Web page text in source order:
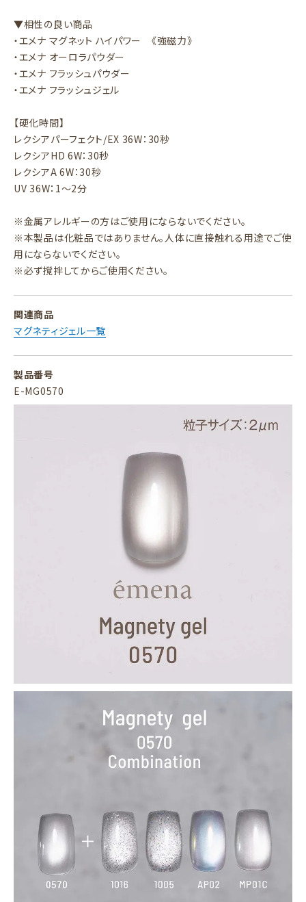
▼相性の良い商品
・エメナ マグネット ハイパワー 《強磁力》
・エメナ オーロラパウダー
・エメナ フラッシュパウダー
・エメナ フラッシュジェル
【硬化時間】
レクシアパーフェクト/EX 36W：30秒
レクシアHD 6W：30秒
レクシアA 6W：30秒
UV 36W：1～2分
※金属アレルギーの方はご使用にならないでください。
※本製品は化粧品ではありません。人体に直接触れる用途でご使
用にならないでください。
※必ず撹拌してからご使用ください。
関連商品
マグネティジェル一覧
製品番号
E-MG0570